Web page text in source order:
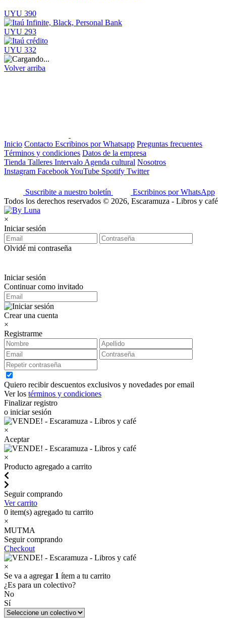
UYU 390
UYU 293
UYU 332
Volver arriba
Inicio Contacto Escribinos por Whatsapp Preguntas frecuentes
Términos y condiciones Datos de la empresa
Tienda Talleres Intervalo Agenda cultural Nosotros
Instagram FacebookYouTube Spotify Twitter
Suscribite a nuestro boletín
Escribinos por WhatsApp
Todos los derechos reservados © 2026, Escaramuza - Libros y café
×
Iniciar sesión
Olvidé mi contraseña
Iniciar sesión
Continuar como invitado
Crear una cuenta
×
Registrarme
Quiero recibir descuentos exclusivos y novedades por email
Ver los términos y condiciones
Finalizar registro
o iniciar sesión
×
Aceptar
×
Producto agregado a carrito
Seguir comprando
Ver carrito
0 item(s) agregado tu carrito
×
MUTMA
Seguir comprando
Checkout
×
Se va a agregar 1 ítem a tu carrito
¿Es para un colectivo?
No
Sí